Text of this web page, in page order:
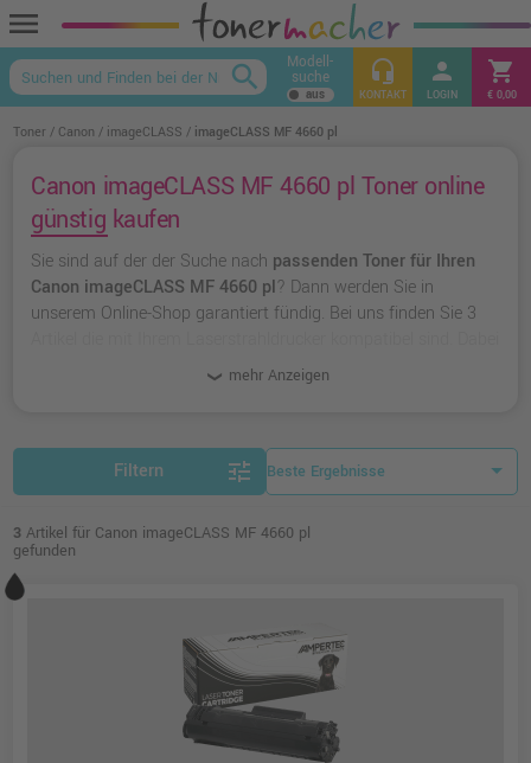
menu
keyboard_arrow_up
search Modell-
suche headset_mic
KONTAKT
person
LOGIN
shopping_cart
€ 0,00
Toner Canon imageCLASS imageCLASS MF 4660 pl
Canon imageCLASS MF 4660 pl Toner online
günstig kaufen
Sie sind auf der der Suche nach passenden Toner für Ihren
Canon imageCLASS MF 4660 pl? Dann werden Sie in
unserem Online-Shop garantiert fündig. Bei uns finden Sie 3
originalen Toner von Canon
greifen.
mehr Anzeigen
Filtern tune
3 Artikel für Canon imageCLASS MF 4660 pl
gefunden